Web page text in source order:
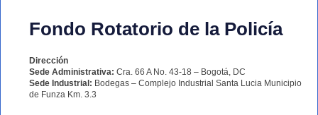
Fondo Rotatorio de la Policía
Dirección
Sede Administrativa: Cra. 66 A No. 43-18 – Bogotá, DC
Sede Industrial: Bodegas – Complejo Industrial Santa Lucia Municipio
de Funza Km. 3.3